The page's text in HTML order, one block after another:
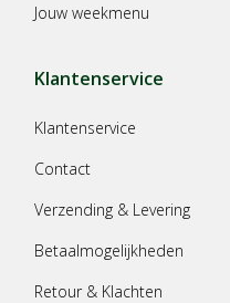
Jouw weekmenu
Klantenservice
Klantenservice
Contact
Verzending & Levering
Betaalmogelijkheden
Retour & Klachten